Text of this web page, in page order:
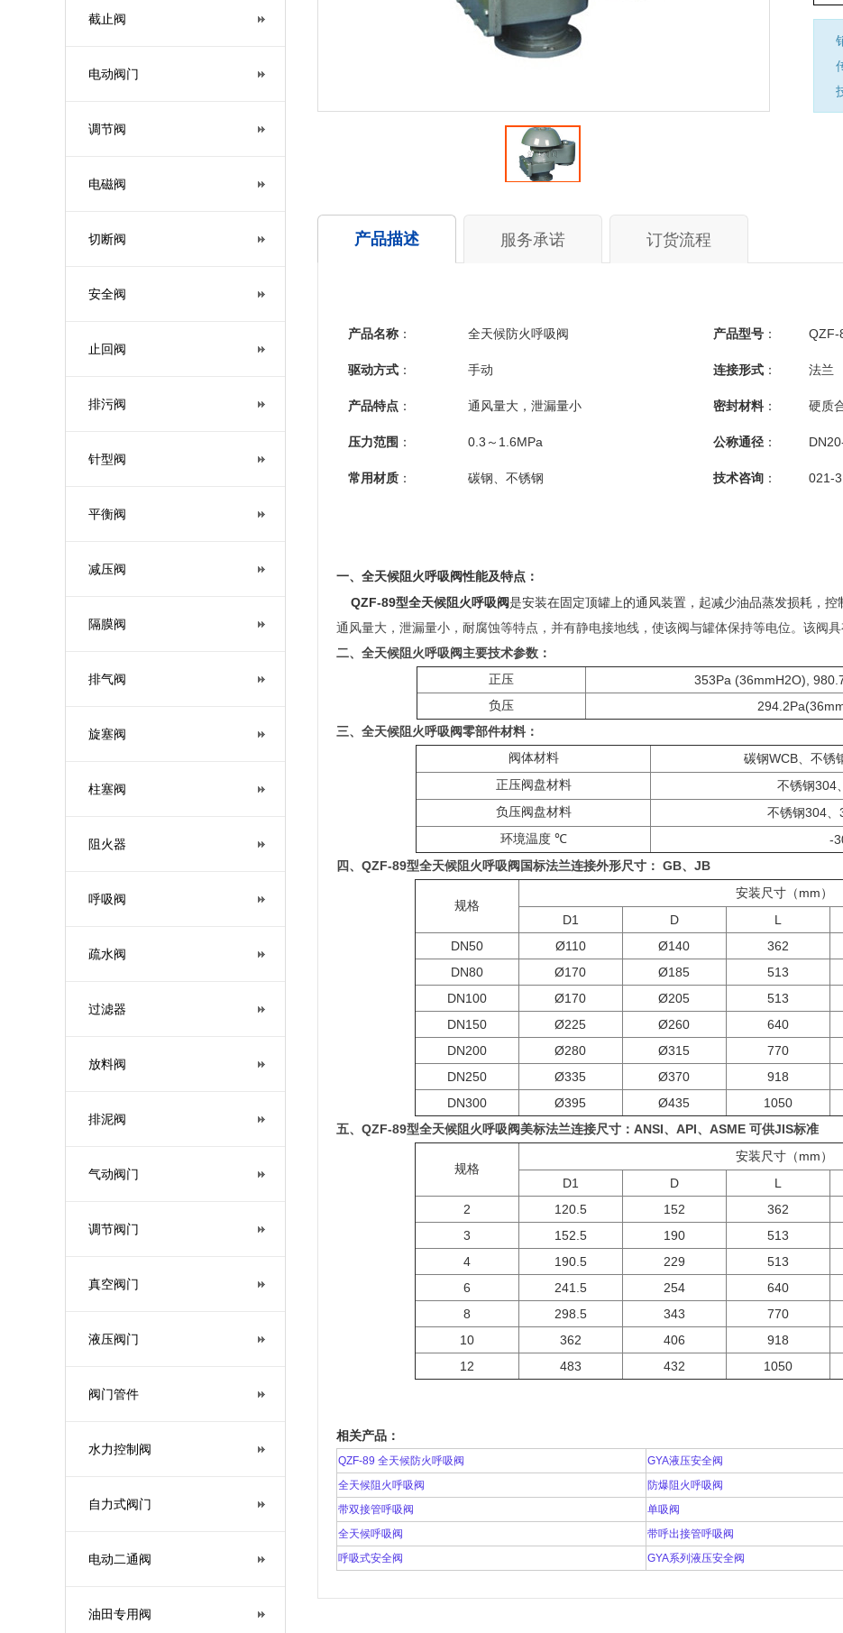
截止阀
电动阀门
调节阀
电磁阀
切断阀
安全阀
止回阀
排污阀
针型阀
平衡阀
减压阀
隔膜阀
排气阀
旋塞阀
柱塞阀
阻火器
呼吸阀
疏水阀
过滤器
放料阀
排泥阀
气动阀门
调节阀门
真空阀门
液压阀门
阀门管件
水力控制阀
自力式阀门
电动二通阀
油田专用阀
产品描述 服务承诺 订货流程
产品名称 ： 全天候防火呼吸阀 产品型号 ： QZF-
驱动方式 ： 手动 连接形式 ： 法兰
产品特点 ： 通风量大，泄漏量小 密封材料 ： 硬质
压力范围 ： 0.3 ～ 1.6MPa 公称通径 ：
常用材质 ： 碳钢、不锈钢 技术咨询 ： 021-
一、全天候阻火呼吸阀性能及特点：
QZF-89型全天候阻火呼吸阀是安装在固定顶罐上的通风装置，起减少油品蒸发损耗，
通风量大，泄漏量小，耐腐蚀等特点，并有静电接地线，使该阀与罐体保持等电位。该阀具
二、全天候阻火呼吸阀主要技术参数：
正压
353Pa (36mmH2O),
负压
三、全天候阻火呼吸阀零部件材料：
阀体材料
碳钢WCB、不锈
正压阀盘材料
不锈钢304、
负压阀盘材料
不锈钢304、
环境温度 ℃ -
四、 QZF-89型全天候阻火呼吸阀 国标法兰连接外形尺寸： GB、 JB
规格
安装尺寸（ mm ）
D1 D L
DN50
Ø110 Ø140 362
DN80
Ø170 Ø185 513
DN100
Ø170 Ø205 513
DN150
Ø225 Ø260 640
DN200
Ø280 Ø315 770
DN250
Ø335 Ø370 918
DN300
Ø395 Ø435 1050
五、 QZF-89型全天候阻火呼吸阀美标法兰连接尺寸： ANSI、 API、 ASME 可供JIS标准
规格
安装尺寸（ mm ）
D1 D L
2
120.5 152 362
3
152.5 190 513
4
190.5 229 513
6
241.5 254 640
8
298.5 343 770
10
362 406 918
12
483 432 1050
相关产品：
QZF-89 全天候防火呼吸阀 GYA液压安全阀
全天候阻火呼吸阀
防爆阻火呼吸阀
带双接管呼吸阀
单吸阀
全天候呼吸阀
带呼出接管呼吸阀
呼吸式安全阀
GYA系列液压安全阀